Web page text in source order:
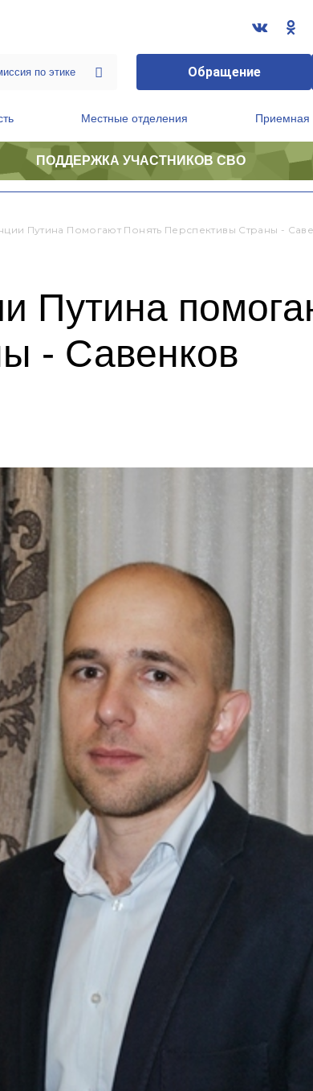
Обращение
Местные отделения Приемная
ПОДДЕРЖКА УЧАСТНИКОВ СВО
Путина Помогают Понять Перспективы Страны -
Путина
- Савенков